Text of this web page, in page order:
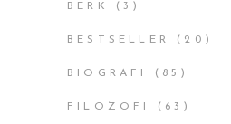
BERK (3)
BESTSELLER (20)
BIOGRAFI (85)
FILOZOFI (63)